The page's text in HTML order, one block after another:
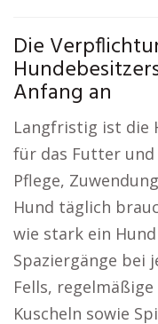
Die
Anfang an
Langfristig ist die
für das Futter und
Pflege,
Hund täglich
wie stark ein
Spaziergänge bei
Fells,
Kuscheln sowie